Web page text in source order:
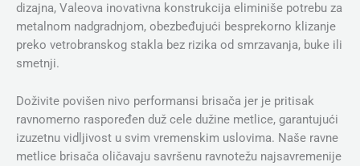
dizajna, Valeova inovativna konstrukcija eliminiše potrebu za
metalnom nadgradnjom, obezbeđujući besprekorno klizanje
preko vetrobranskog stakla bez rizika od smrzavanja, buke ili
smetnji.
Doživite povišen nivo performansi brisača jer je pritisak
ravnomerno raspoređen duž cele dužine metlice, garantujući
izuzetnu vidljivost u svim vremenskim uslovima. Naše ravne
metlice brisača oličavaju savršenu ravnotežu najsavremenije